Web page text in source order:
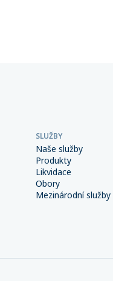
SLUŽBY
Naše služby
Produkty
Likvidace
Obory
Mezinárodní služby